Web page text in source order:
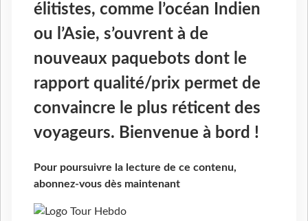
élitistes, comme l’océan Indien
ou l’Asie, s’ouvrent à de
nouveaux paquebots dont le
rapport qualité/prix permet de
convaincre le plus réticent des
voyageurs. Bienvenue à bord !
Pour poursuivre la lecture de ce contenu,
abonnez-vous dès maintenant